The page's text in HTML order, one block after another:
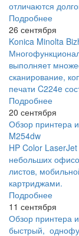
отличаются
Подробнее
26 сентября
Konica Minolta
выполняет
сканирование,
печати C224e
Подробнее
20 сентября
Обзор принтера
M254dw
HP Color
небольших
листов,
картриджами.
Подробнее
11 сентября
Обзор принтера
быстрый,